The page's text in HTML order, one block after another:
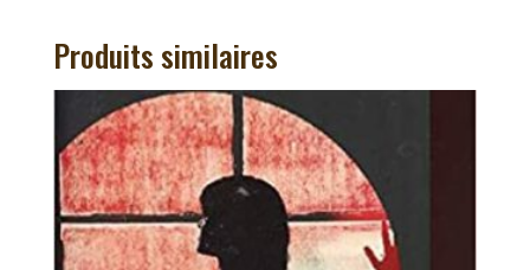
Produits similaires